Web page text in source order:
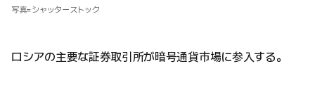
写真=シャッターストック
ロシアの主要な証券取引所が暗号通貨市場に参入する。